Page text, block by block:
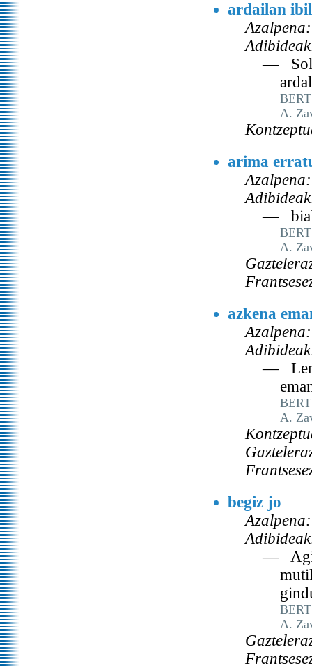
ardailan
Azalpena:
—
A.
arima
Azalpena:
—
A.
azkena
Azalpena:
—
A.
begiz jo
Azalpena:
—
A.